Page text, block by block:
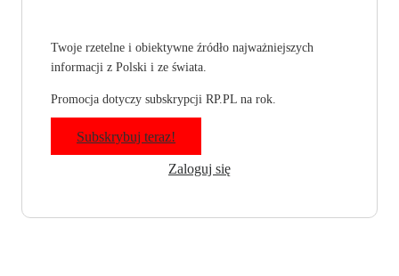
Twoje rzetelne i obiektywne źródło najważniejszych
informacji z Polski i ze świata.
Promocja dotyczy subskrypcji RP.PL na rok.
Subskrybuj teraz!
Zaloguj się